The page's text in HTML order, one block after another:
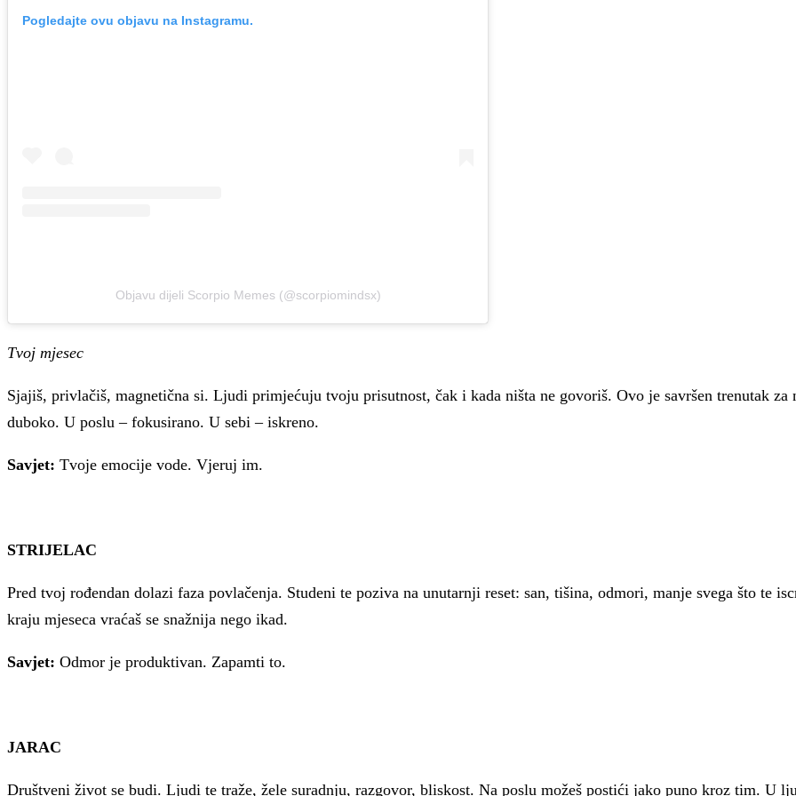
Pogledajte ovu objavu na Instagramu.
Objavu dijeli Scorpio Memes (@scorpiomindsx)
Tvoj mjesec
Sjajiš, privlačiš, magnetična si. Ljudi primjećuju tvoju prisutnost, čak i kada ništa ne govoriš. Ovo je savršen trenutak
duboko. U poslu – fokusirano. U sebi – iskreno.
Savjet: Tvoje emocije vode. Vjeruj im.
STRIJELAC
Pred tvoj rođendan dolazi faza povlačenja. Studeni te poziva na unutarnji reset: san, tišina, odmori, manje svega što te
kraju mjeseca vraćaš se snažnija nego ikad.
Savjet: Odmor je produktivan. Zapamti to.
JARAC
Društveni život se budi. Ljudi te traže, žele suradnju, razgovor, bliskost. Na poslu možeš postići jako puno kroz tim. U